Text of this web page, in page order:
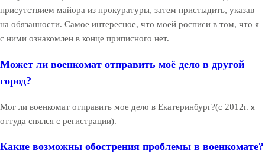
присутствием майора из прокуратуры, затем пристыдить, указав
на обязанности. Самое интересное, что моей росписи в том, что я
с ними ознакомлен в конце приписного нет.
Может ли военкомат отправить моё дело в другой
город?
Мог ли военкомат отправить мое дело в Екатеринбург?(с 2012г. я
оттуда снялся с регистрации).
Какие возможны обострения проблемы в военкомате?